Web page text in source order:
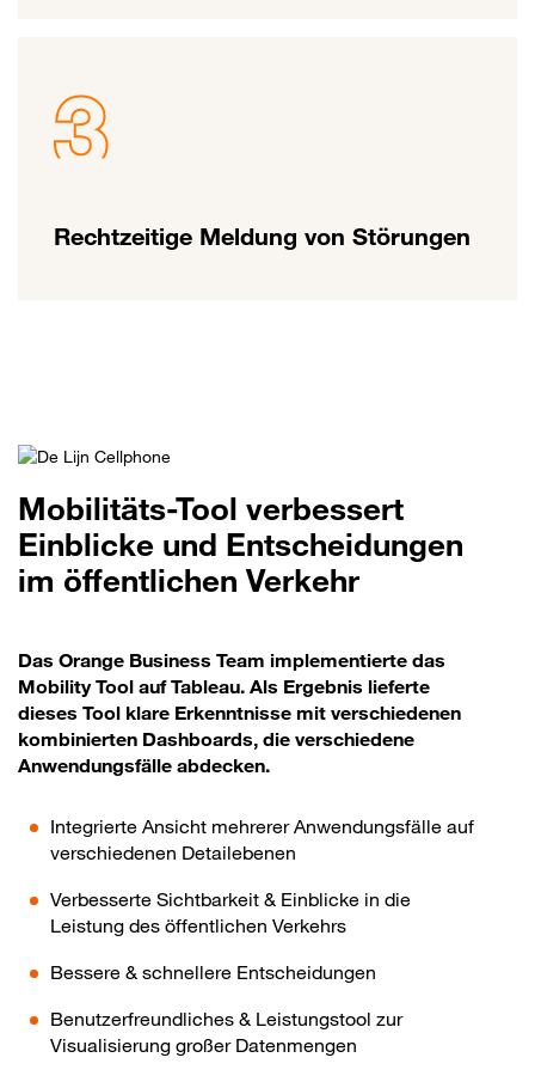
Rechtzeitige Meldung von Störungen
Mobilitäts-Tool verbessert
Einblicke und Entscheidungen
im öffentlichen Verkehr
Das Orange Business Team implementierte das
Mobility Tool auf Tableau. Als Ergebnis lieferte
dieses Tool klare Erkenntnisse mit verschiedenen
kombinierten Dashboards, die verschiedene
Anwendungsfälle abdecken.
Integrierte Ansicht mehrerer Anwendungsfälle auf
verschiedenen Detailebenen
Verbesserte Sichtbarkeit & Einblicke in die
Leistung des öffentlichen Verkehrs
Bessere & schnellere Entscheidungen
Benutzerfreundliches & Leistungstool zur
Visualisierung großer Datenmengen